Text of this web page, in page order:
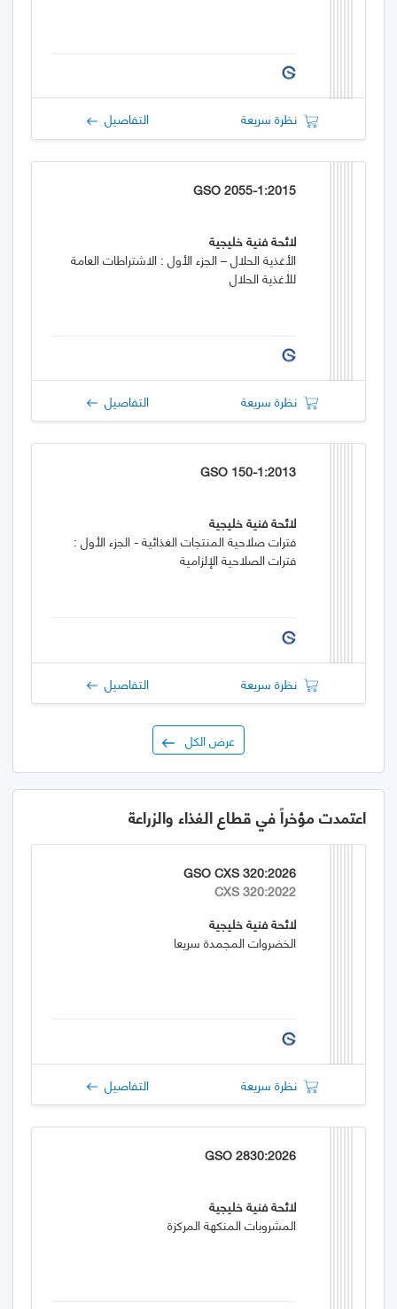
نظرة سريعة التفاصيل
GSO 2055-1:2015
لائحة فنية خليجية
الأغذية الحلال – الجزء الأول : الاشتراطات العامة
للأغذية الحلال
نظرة سريعة التفاصيل
GSO 150-1:2013
لائحة فنية خليجية
فترات صلاحية المنتجات الغذائية - الجزء الأول :
فترات الصلاحية الإلزامية
نظرة سريعة التفاصيل
عرض الكل
اعتمدت مؤخراً في قطاع الغذاء والزراعة
GSO CXS 320:2026
CXS 320:2022
لائحة فنية خليجية
الخضروات المجمدة سريعا
نظرة سريعة التفاصيل
GSO 2830:2026
لائحة فنية خليجية
المشروبات المنكهة المركزة